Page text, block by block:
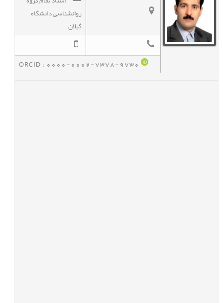
روانشناسی دانشگاه
گیلان
ORCID :0000-0002-7378-9730